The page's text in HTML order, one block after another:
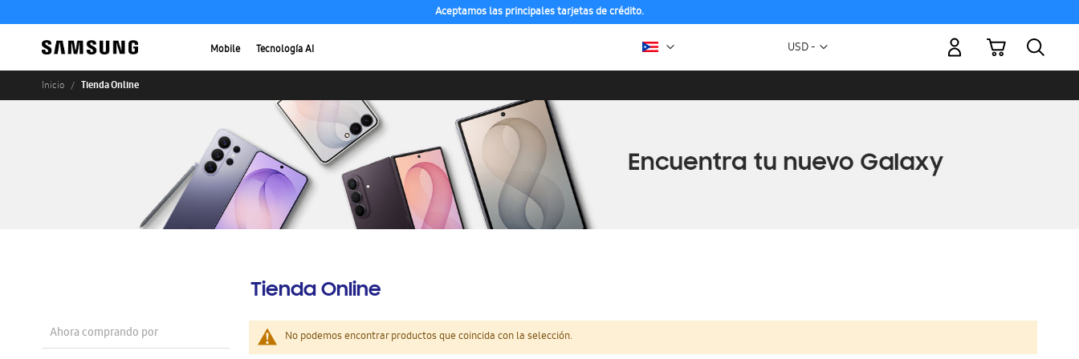
Aceptamos las principales tarjetas de crédito.
Mobile Tecnología AI Moneda
USD -
Mi carrito
Inicio Tienda Online
Tienda Online
No podemos encontrar productos que coincida con la selección.
Ahora comprando por